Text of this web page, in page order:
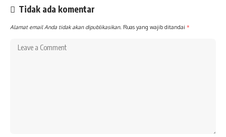
Tidak ada komentar
Alamat email Anda tidak akan dipublikasikan. Ruas yang wajib ditandai *